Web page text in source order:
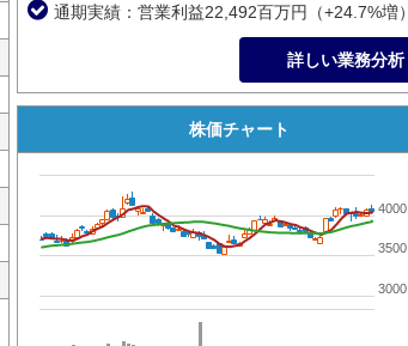
通期実績：営業利益22,492百万円（+24.7%増）
詳しい業務分析
株価チャート
3000
3500
4000